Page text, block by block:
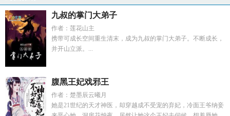
九叔的掌门大弟子
作者：莲花山主
携带可成长空间重生清末，成为九叔的掌门大弟子。不断成长，
并开山立派。...
腹黑王妃戏邪王
作者：楚墨辰云曦月
她是21世纪的天才神医，却穿越成不受宠的弃妃，冷面王爷纳妾